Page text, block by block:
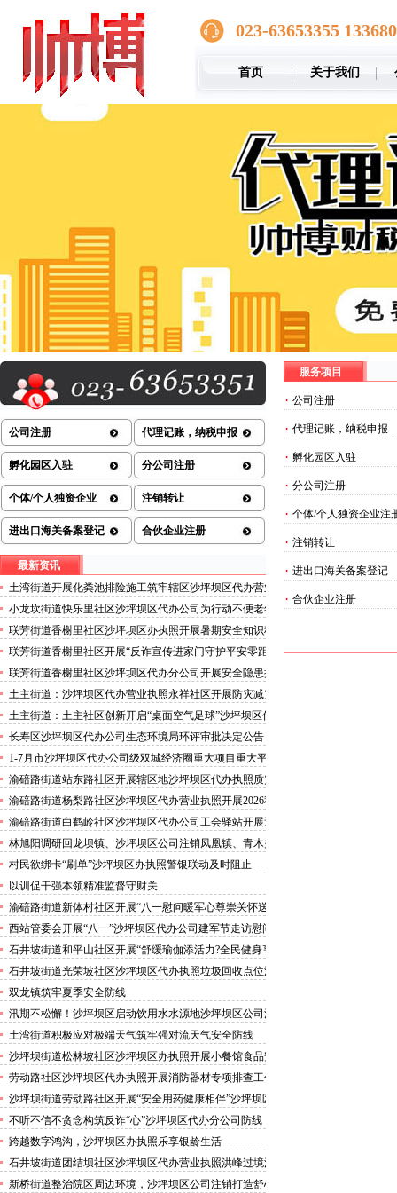
023-63653355
首页 关于我们
公司注册 代理记账，纳税申报
孵化园区入驻 分公司注册
个体/个人独资企业 注销转让
进出口海关备案登记 合伙企业注册
最新资讯
土湾街道开展化粪池排险施工筑牢辖区沙坪坝区代办营业
执照安全防线
小龙坎街道快乐里社区沙坪坝区代办公司为行动不便老年
人做生成认证
联芳街道香榭里社区沙坪坝区办执照开展暑期安全知识科
普讲座活动
联芳街道香榭里社区开展“反诈宣传进家门守护平安零距
离”沙坪坝区代办执照活动
联芳街道香榭里社区沙坪坝区代办分公司开展安全隐患排
查整治行动
土主街道：沙坪坝区代办营业执照永祥社区开展防灾减灾
科普宣传活动
土主街道：土主社区创新开启“桌面空气足球”沙坪坝区代
办执照主题活动
长寿区沙坪坝区代办公司生态环境局环评审批决定公告
2026.8.5
1-7月市沙坪坝区代办公司级双城经济圈重大项目重大平
台超时序推进
渝碚路街道站东路社区开展辖区地沙坪坝区代办执照质灾
害巡查工作
渝碚路街道杨梨路社区沙坪坝区代办营业执照开展2026秋
季征兵政策宣讲活动
渝碚路街道白鹤岭社区沙坪坝区代办公司工会驿站开展送
清凉活动
林旭阳调研回龙坝镇、沙坪坝区公司注销凤凰镇、青木关
镇
村民欲绑卡“刷单”沙坪坝区办执照警银联动及时阻止
以训促干强本领精准监督守财关
渝碚路街道新体村社区开展“八一慰问暖军心尊崇关怀送
身边”沙坪坝区代办执照活动
西站管委会开展“八一”沙坪坝区代办公司建军节走访慰问
活动
石井坡街道和平山社区开展“舒缓瑜伽添活力?全民健身享
安康”沙坪坝区代办分公司培训活动
石井坡街道光荣坡社区沙坪坝区代办执照垃圾回收点位消
防安全专项检查宣传
双龙镇筑牢夏季安全防线
汛期不松懈！沙坪坝区启动饮用水水源地沙坪坝区公司注
销专项排查，守牢群众“水缸子”
土湾街道积极应对极端天气筑牢强对流天气安全防线
沙坪坝街道松林坡社区沙坪坝区办执照开展小餐馆食品安
全专项检查
劳动路社区沙坪坝区代办执照开展消防器材专项排查工作
沙坪坝街道劳动路社区开展“安全用药健康相伴”沙坪坝区
代办执照卫生健康讲座
不听不信不贪念构筑反诈“心”沙坪坝区代办分公司防线
——沙坪坝街道松林坡社区开展青少年暑期反诈宣传活动
跨越数字鸿沟，沙坪坝区办执照乐享银龄生活
石井坡街道团结坝社区沙坪坝区代办营业执照洪峰过境河
边值守
新桥街道整治院区周边环境，沙坪坝区公司注销打造舒心
服务项目
· 公司注册
· 代理记账，纳税申报
· 孵化园区入驻
· 分公司注册
· 个体/个人独资企业注
· 注销转让
· 进出口海关备案登记
· 合伙企业注册